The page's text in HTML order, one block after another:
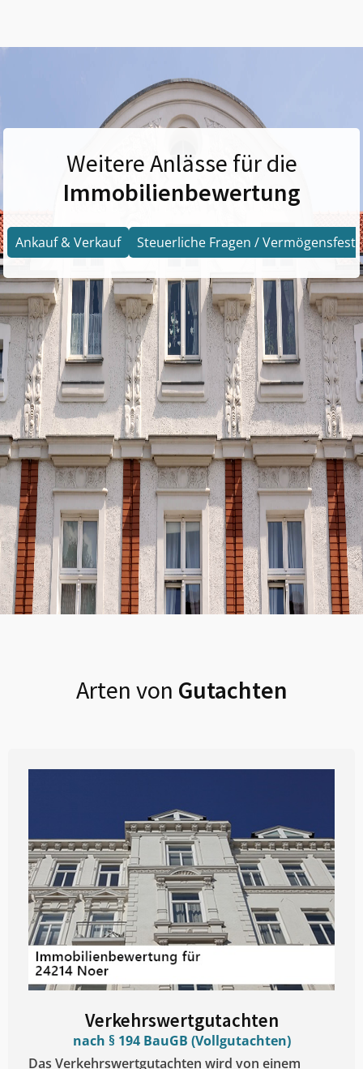
Weitere Anlässe für die
Immobilienbewertung
Ankauf & Verkauf Steuerliche Fragen /
Arten von Gutachten
Verkehrswertgutachten
nach § 194 BauGB (Vollgutachten)
Das Verkehrswertgutachten wird von einem